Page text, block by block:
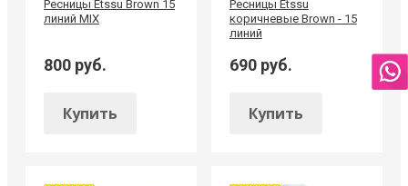
Ресницы Etssu Brown 15
линий MIX
800 руб.
Купить
Ресницы Etssu
коричневые Brown - 15
линий
690 руб.
Купить